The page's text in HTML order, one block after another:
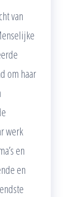
van
om haar
werk
en
en